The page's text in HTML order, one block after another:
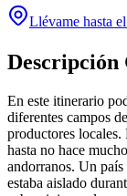
Llévame hasta
Descripción
En este itinerario
diferentes campos
productores locales.
hasta no hace
andorranos. Un
estaba aislado